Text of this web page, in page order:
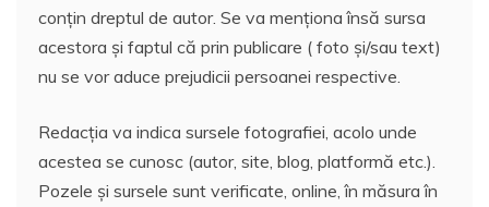
conțin dreptul de autor. Se va menționa însă sursa
acestora și faptul că prin publicare ( foto și/sau text)
nu se vor aduce prejudicii persoanei respective.
Redacția va indica sursele fotografiei, acolo unde
acestea se cunosc (autor, site, blog, platformă etc.).
Pozele și sursele sunt verificate, online, în măsura în